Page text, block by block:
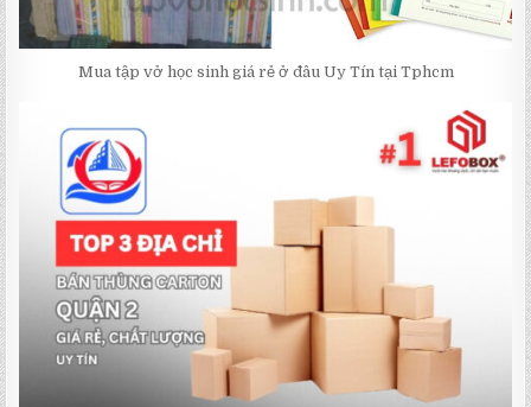
Mua tập vở học sinh giá rẻ ở đâu Uy Tín tại Tphcm